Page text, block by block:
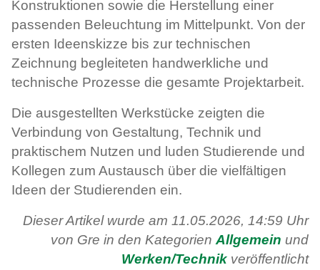
Konstruktionen sowie die Herstellung einer
passenden Beleuchtung im Mittelpunkt. Von der
ersten Ideenskizze bis zur technischen
Zeichnung begleiteten handwerkliche und
technische Prozesse die gesamte Projektarbeit.
Die ausgestellten Werkstücke zeigten die
Verbindung von Gestaltung, Technik und
praktischem Nutzen und luden Studierende und
Kollegen zum Austausch über die vielfältigen
Ideen der Studierenden ein.
Dieser Artikel wurde am 11.05.2026, 14:59 Uhr
von Gre in den Kategorien Allgemein und
Werken/Technik veröffentlicht